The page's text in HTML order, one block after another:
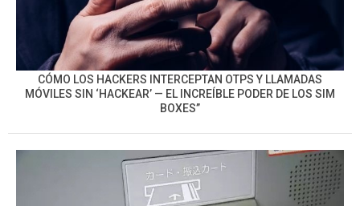
CÓMO LOS HACKERS INTERCEPTAN OTPS Y LLAMADAS
MÓVILES SIN ‘HACKEAR’ — EL INCREÍBLE PODER DE LOS SIM
BOXES”